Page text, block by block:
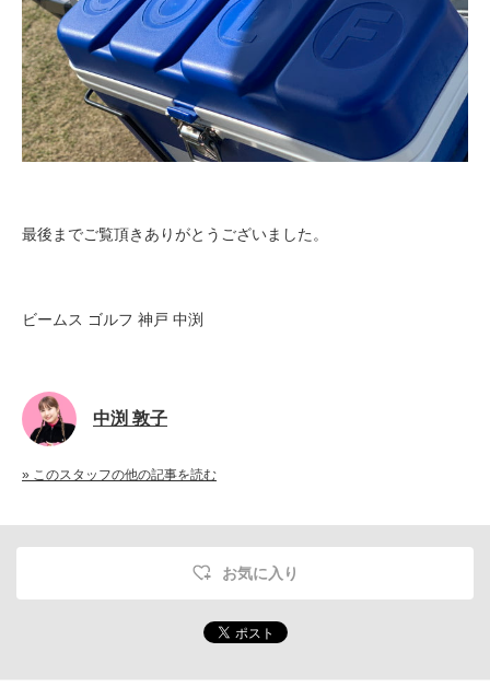
最後までご覧頂きありがとうございました。
ビームス ゴルフ 神戸 中渕
中渕 敦子
» このスタッフの他の記事を読む
お気に入り